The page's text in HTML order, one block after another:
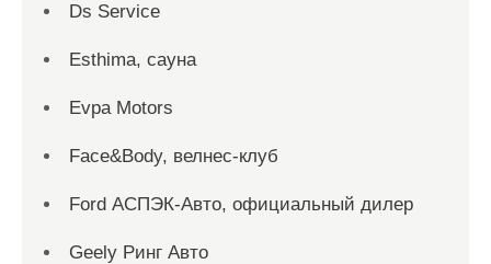
Ds Service
Esthima, сауна
Evpa Motors
Face&Body, велнес-клуб
Ford АСПЭК-Авто, официальный дилер
Geely Ринг Авто